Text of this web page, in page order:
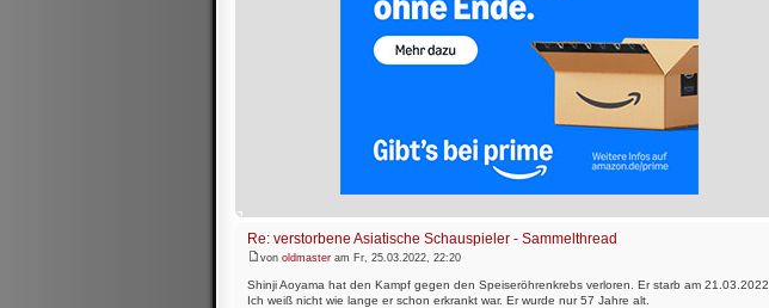
Re: verstorbene Asiatische Schauspieler - Sammelthread
von oldmaster am Fr, 25.03.2022, 22:20
Shinji Aoyama hat den Kampf gegen den Speiseröhrenkrebs verloren. Er starb am 21.03.2022.
Ich weiß nicht wie lange er schon erkrankt war. Er wurde nur 57 Jahre alt.